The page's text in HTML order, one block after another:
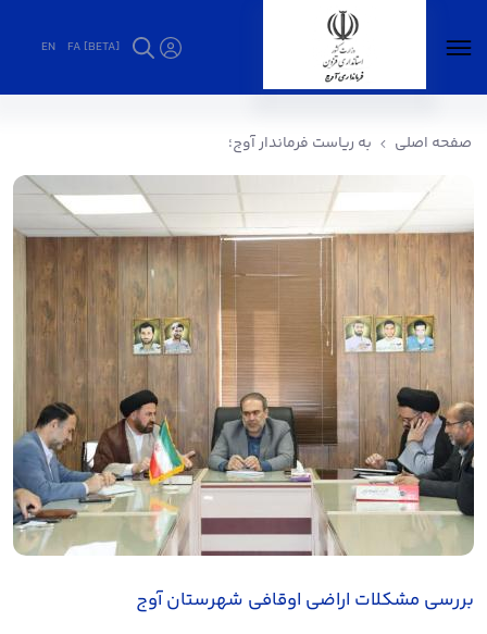
FA [BETA]
EN
صفحه اصلی به ریاست فرماندار آوج؛
بررسی مشکلات اراضی اوقافی شهرستان آوج